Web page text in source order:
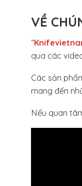
VỀ
“
qua các
Các sản
mang đến
Nếu quan